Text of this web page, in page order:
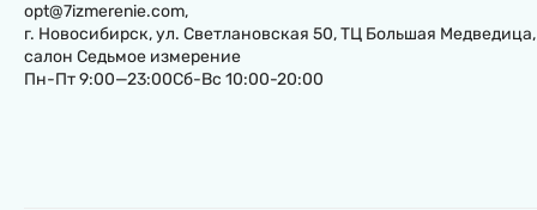
opt@7izmerenie.com,
г. Новосибирск, ул. Светлановская 50, ТЦ Большая Медведица,
салон Седьмое измерение
Пн-Пт 9:00—23:00Сб-Вс 10:00-20:00